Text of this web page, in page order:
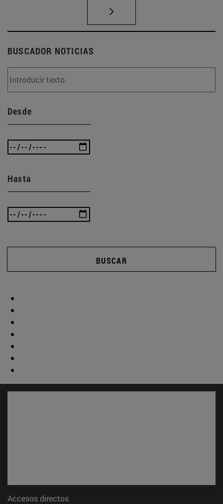
BUSCADOR NOTICIAS
Desde
Hasta
BUSCAR
Accesos directos